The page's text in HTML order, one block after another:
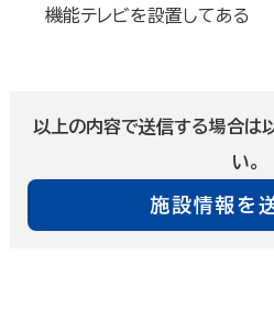
機能テレビを設置してある
以上の内容で送信する場合は
い。
施設情報を